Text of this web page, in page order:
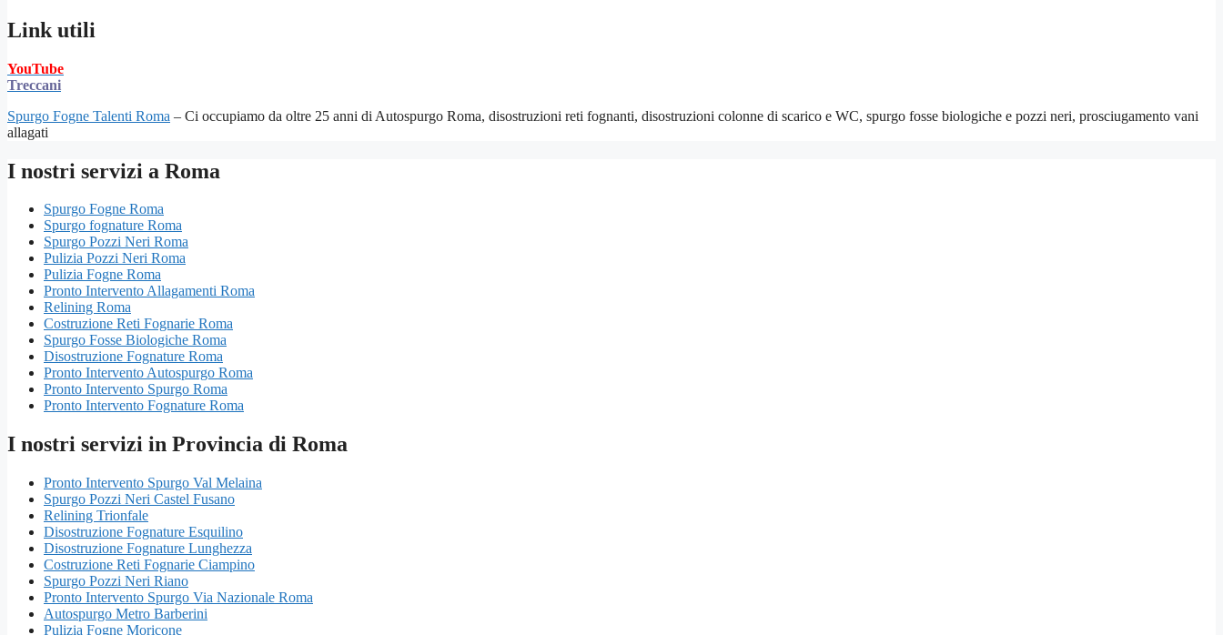
Link utili
YouTube
Treccani
Spurgo Fogne Talenti Roma – Ci occupiamo da oltre 25 anni di Autospurgo Roma, disostruzioni reti fognanti, disostruzioni colonne di scarico e WC, spurgo fosse biologiche e pozzi neri, prosciugamento vani
allagati
I nostri servizi a Roma
Spurgo Fogne Roma
Spurgo fognature Roma
Spurgo Pozzi Neri Roma
Pulizia Pozzi Neri Roma
Pulizia Fogne Roma
Pronto Intervento Allagamenti Roma
Relining Roma
Costruzione Reti Fognarie Roma
Spurgo Fosse Biologiche Roma
Disostruzione Fognature Roma
Pronto Intervento Autospurgo Roma
Pronto Intervento Spurgo Roma
Pronto Intervento Fognature Roma
I nostri servizi in Provincia di Roma
Pronto Intervento Spurgo Val Melaina
Spurgo Pozzi Neri Castel Fusano
Relining Trionfale
Disostruzione Fognature Esquilino
Disostruzione Fognature Lunghezza
Costruzione Reti Fognarie Ciampino
Spurgo Pozzi Neri Riano
Pronto Intervento Spurgo Via Nazionale Roma
Autospurgo Metro Barberini
Pulizia Fogne Moricone